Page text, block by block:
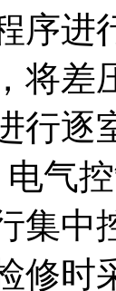
序进
将差
行逐
控
集中
修时